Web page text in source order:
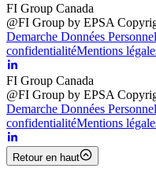
FI Group Canada
@FI Group by EPSA
Demarche Données
confidentialitéMentions
FI Group Canada
@FI Group by EPSA
Demarche Données
confidentialitéMentions
Retour en haut